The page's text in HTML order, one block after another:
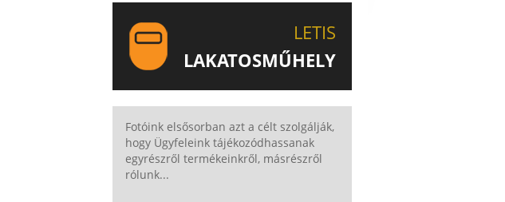
LETIS
LAKATOSMŰHELY
Fotóink elsősorban azt a célt szolgálják,
hogy Ügyfeleink tájékozódhassanak
egyrészről termékeinkről, másrészről
rólunk...